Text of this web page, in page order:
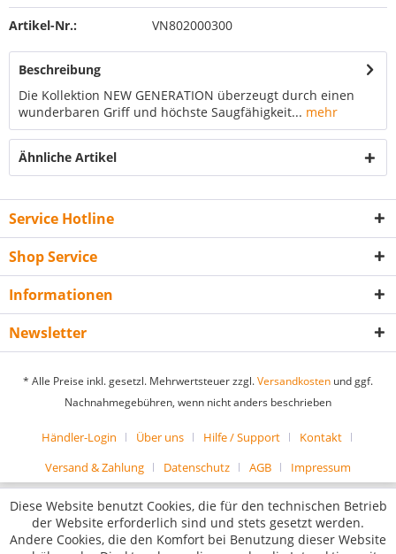
Artikel-Nr.: VN802000300
Beschreibung
Die Kollektion NEW GENERATION überzeugt durch einen
wunderbaren Griff und höchste Saugfähigkeit... mehr
Ähnliche Artikel
Service Hotline
Shop Service
Informationen
Newsletter
* Alle Preise inkl. gesetzl. Mehrwertsteuer zzgl.Versandkosten und ggf.
Nachnahmegebühren, wenn nicht anders beschrieben
Händler-Login Über uns Hilfe / Support
Kontakt
Versand & Zahlung
Datenschutz AGB Impressum
Diese Website benutzt Cookies, die für den technischen Betrieb
der Website erforderlich sind und stets gesetzt werden.
Andere Cookies, die den Komfort bei Benutzung dieser Website